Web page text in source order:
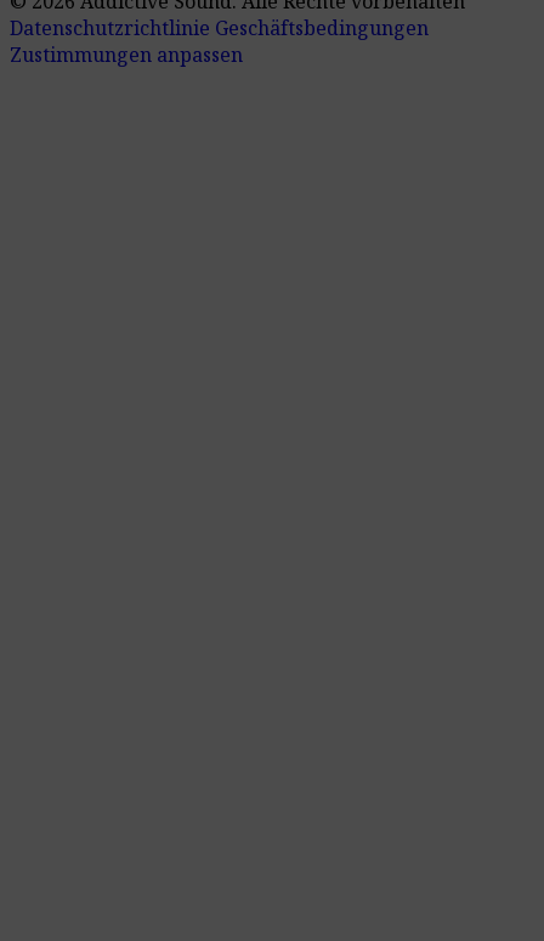
Datenschutzrichtlinie Geschäftsbedingungen
Zustimmungen anpassen